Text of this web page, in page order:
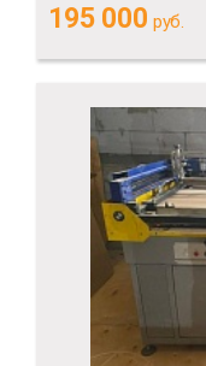
195 000 руб.